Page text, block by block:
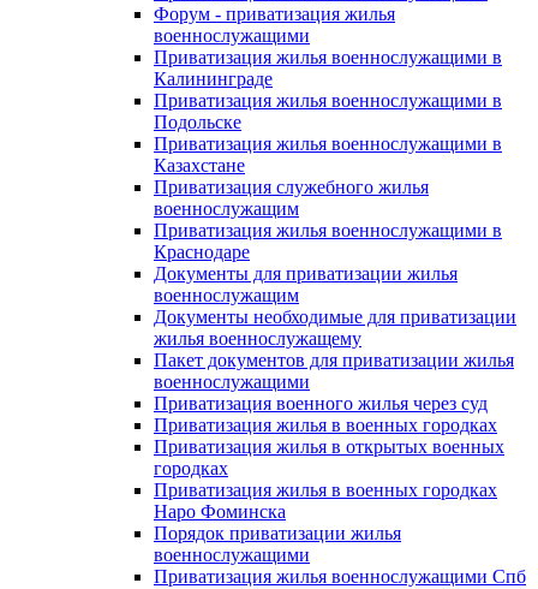
Форум - приватизация жилья
военнослужащими
Приватизация жилья военнослужащими в
Калининграде
Приватизация жилья военнослужащими в
Подольске
Приватизация жилья военнослужащими в
Казахстане
Приватизация служебного жилья
военнослужащим
Приватизация жилья военнослужащими в
Краснодаре
Документы для приватизации жилья
военнослужащим
Документы необходимые для приватизации
жилья военнослужащему
Пакет документов для приватизации жилья
военнослужащими
Приватизация военного жилья через суд
Приватизация жилья в военных городках
Приватизация жилья в открытых военных
городках
Приватизация жилья в военных городках
Наро Фоминска
Порядок приватизации жилья
военнослужащими
Приватизация жилья военнослужащими Спб